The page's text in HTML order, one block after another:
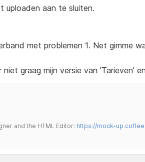
uploaden aan te sluiten.
met problemen 1. Net gimme
graag mijn versie van 'Tarieven'
and the HTML Editor: https://mock-